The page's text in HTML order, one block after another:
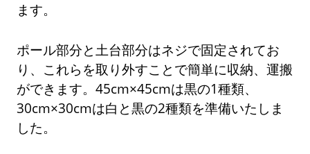
ます。
ポール部分と土台部分はネジで固定されてお
り、これらを取り外すことで簡単に収納、運搬
ができます。45cm×45cmは黒の1種類、
30cm×30cmは白と黒の2種類を準備いたしま
した。